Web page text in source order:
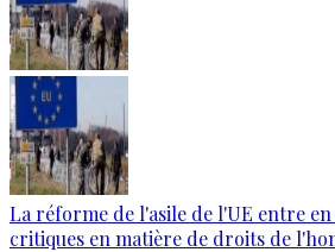
La réforme de l'asile de l'UE entre
critiques en matière de droits de